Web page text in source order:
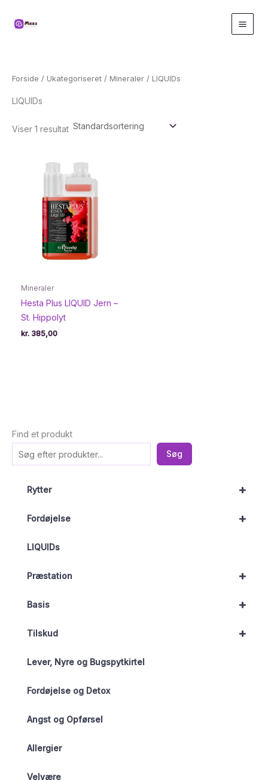
Find et produkt
Søg
+
Rytter
+
Fordøjelse
LIQUIDs
+
Præstation
+
Basis
+
Tilskud
Lever, Nyre og Bugspytkirtel
Fordøjelse og Detox
Angst og Opførsel
Allergier
Velvære
Forside / Ukategoriseret / Mineraler / LIQUIDs
LIQUIDs
Viser 1 resultat
Mineraler
Hesta Plus LIQUID Jern –
St. Hippolyt
kr. 385,00